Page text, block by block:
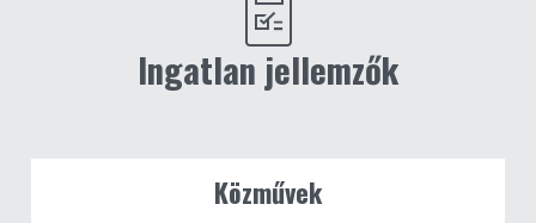
Tágas belső tér: 2 szoba, nappali-konyha, fürdőszoba+Wc, külön
WC, háztartási helyiség, előtér és terasz.
Modern nyílászárók: Műanyag ablakok hő- és hangszigetelő, 3
Ingatlan jellemzők
Közművek